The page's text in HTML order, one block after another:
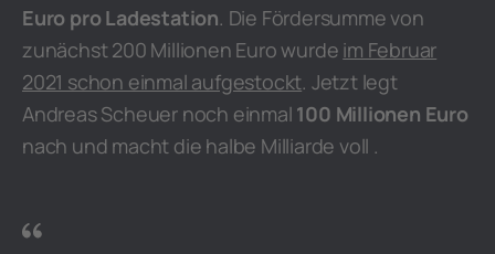
Euro pro Ladestation. Die Fördersumme von
zunächst 200 Millionen Euro wurde im Februar
2021 schon einmal aufgestockt. Jetzt legt
Andreas Scheuer noch einmal 100 Millionen Euro
nach und macht die halbe Milliarde voll .